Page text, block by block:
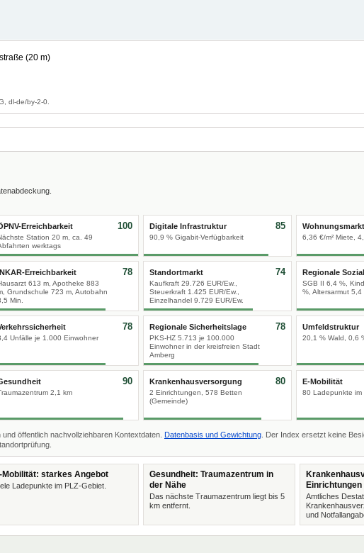
(20 m)
dl-de/by-2-0.
Erreichbarkeit
Station 20 m, ca. 49
werktags
100 Digitale Infrastruktur
90,9 % Gigabit-Verfügbarkeit
85 Wohnungsmarkt
6,36 €/m² Miete,
Erreichbarkeit
613 m, Apotheke 883
Grundschule 723 m, Autobahn
Min.
78 Standortmarkt
Kaufkraft 29.726 EUR/Ew.,
Steuerkraft 1.425 EUR/Ew.,
Einzelhandel 9.729 EUR/Ew.
74 Regionale
SGB II 6,4 %,
%, Altersarmut 5,4
Unfälle je 1.000 Einwohner
78 Regionale Sicherheitslage
PKS-HZ 5.713 je 100.000
Einwohner in der kreisfreien Stadt
Amberg
78 Umfeldstruktur
20,1 % Wald, 0,6
2,1 km
90 Krankenhausversorgung
2 Einrichtungen, 578 Betten
(Gemeinde)
80 E-Mobilität
80 Ladepunkte im
öffentlich nachvollziehbaren Kontextdaten. Datenbasis und Gewichtung . Der Index ersetzt keine
Mobilität: starkes Angebot
Ladepunkte im PLZ-Gebiet.
Gesundheit: Traumazentrum in
der Nähe
Das nächste Traumazentrum liegt bis 5
km entfernt.
Amtliches
und